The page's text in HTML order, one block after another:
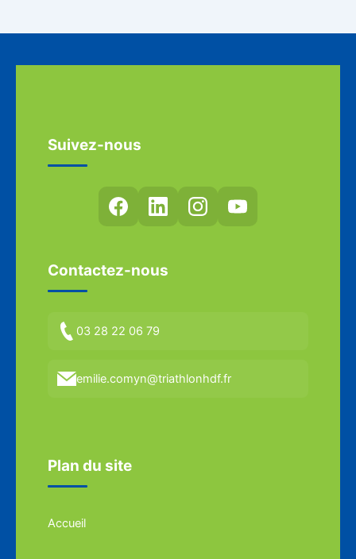
Suivez-nous
Contactez-nous
03 28 22 06 79
emilie.comyn@triathlonhdf.fr
Plan du site
Accueil